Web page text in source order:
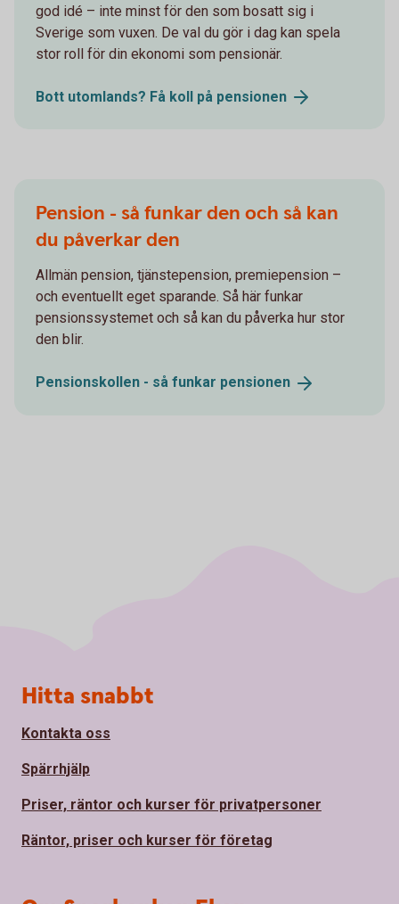
god idé – inte minst för den som bosatt sig i
Sverige som vuxen. De val du gör i dag kan spela
stor roll för din ekonomi som pensionär.
Bott utomlands? Få koll på pensionen
Pension - så funkar den och så kan
du påverkar den
Allmän pension, tjänstepension, premiepension –
och eventuellt eget sparande. Så här funkar
pensionssystemet och så kan du påverka hur stor
den blir.
Pensionskollen - så funkar pensionen
Sidfot
Hitta snabbt
Kontakta oss
Spärrhjälp
Priser, räntor och kurser för privatpersoner
Räntor, priser och kurser för företag